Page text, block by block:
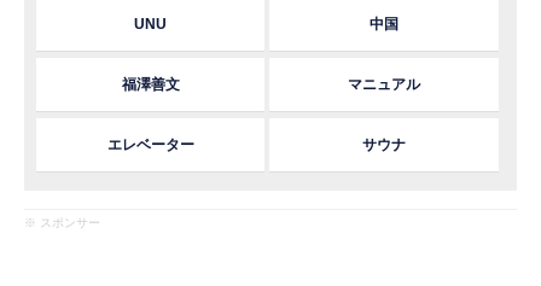
UNU 中国
福澤善文 マニュアル
エレベーター サウナ
※ スポンサー